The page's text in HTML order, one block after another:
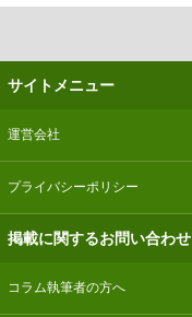
サイトメニュー
運営会社
プライバシーポリシー
掲載に関するお問い合わせ
コラム執筆者の方へ